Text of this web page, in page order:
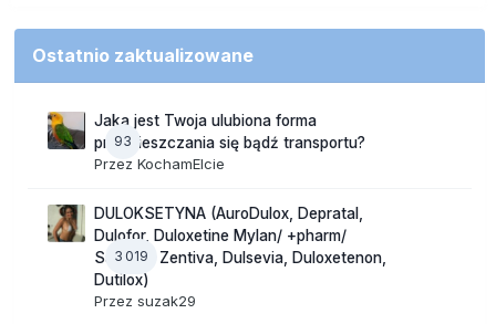
Ostatnio zaktualizowane
93
Jaka jest Twoja ulubiona forma
przemieszczania się bądź transportu?
Przez KochamElcie
3 019
DULOKSETYNA (AuroDulox, Depratal,
Dulofor, Duloxetine Mylan/ +pharm/
Sandoz/ Zentiva, Dulsevia, Duloxetenon,
Dutilox)
Przez suzak29